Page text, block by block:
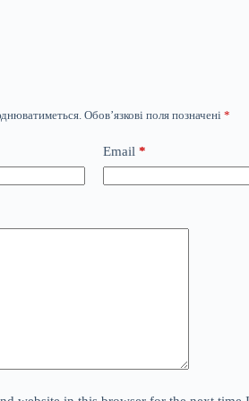
Обов’язкові поля позначені *
Email *